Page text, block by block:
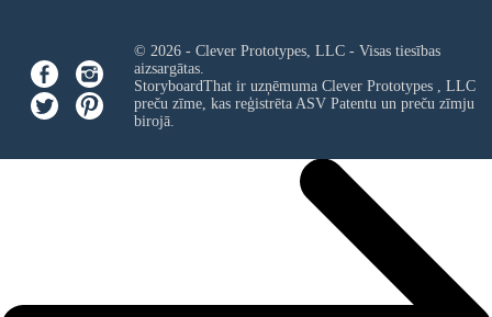
© 2026 - Clever Prototypes, LLC - Visas tiesības
aizsargātas.
StoryboardThat ir uzņēmuma Clever Prototypes , LLC
preču zīme, kas reģistrēta ASV Patentu un preču zīmju
birojā.